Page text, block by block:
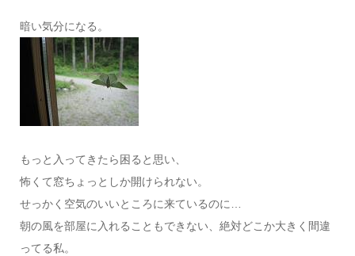
暗い気分になる。
もっと入ってきたら困ると思い、
怖くて窓ちょっとしか開けられない。
せっかく空気のいいところに来ているのに…
朝の風を部屋に入れることもできない、絶対どこか大きく間違
ってる私。